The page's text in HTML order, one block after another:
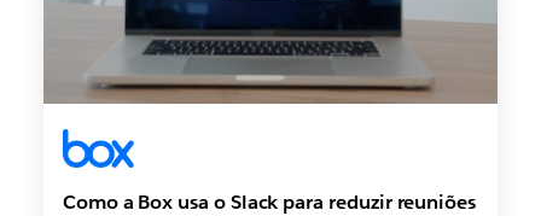
Como a Box usa o Slack para reduzir reuniões